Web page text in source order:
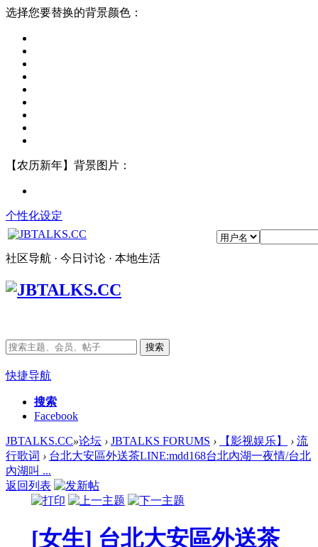
选择您要替换的背景颜色：
【农历新年】背景图片：
个性化设定
社区导航 · 今日讨论 · 本地生活
搜索
快捷导航
搜索
Facebook
JBTALKS.CC»论坛 › JBTALKS FORUMS › 【影视娱乐】 › 流
行歌词 › 台北大安區外送茶LINE:mdd168台北內湖一夜情/台北
內湖叫 ...
返回列表
[女生] 台北大安區外送茶